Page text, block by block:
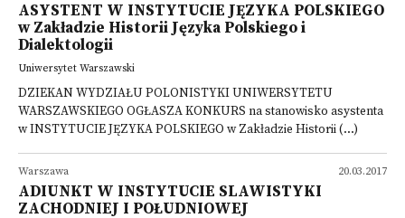
ASYSTENT W INSTYTUCIE JĘZYKA POLSKIEGO
w Zakładzie Historii Języka Polskiego i
Dialektologii
Uniwersytet Warszawski
DZIEKAN WYDZIAŁU POLONISTYKI UNIWERSYTETU
WARSZAWSKIEGO OGŁASZA KONKURS na stanowisko asystenta
w INSTYTUCIE JĘZYKA POLSKIEGO w Zakładzie Historii (...)
20.03.2017
Warszawa
ADIUNKT W INSTYTUCIE SLAWISTYKI
ZACHODNIEJ I POŁUDNIOWEJ